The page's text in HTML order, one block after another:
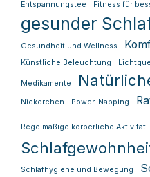
Entspannungstee Fitness für
gesunder
Gesundheit und Wellness
Künstliche Beleuchtung
Medikamente
Nickerchen Power-Napping
Regelmäßige körperliche Aktivität
Schlafhygiene und Bewegung